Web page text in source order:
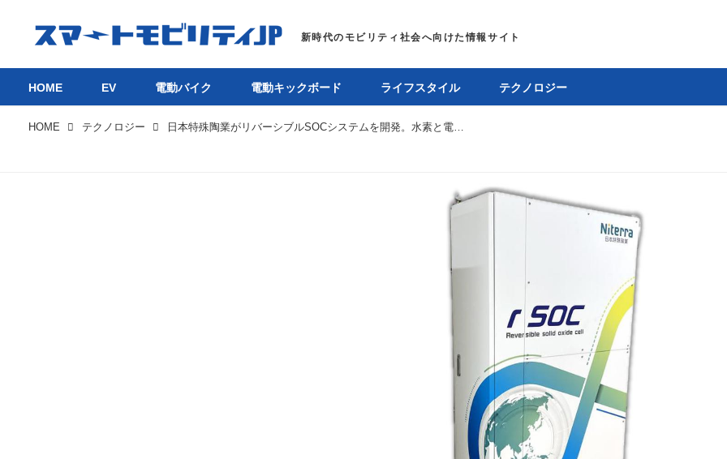
HOME EV 電動バイク 電動キックボード ライフスタイル テクノロジー
HOME テクノロジー 日本特殊陶業がリバーシブルSOCシステムを開発。水素と電気でエネルギーマネジメント